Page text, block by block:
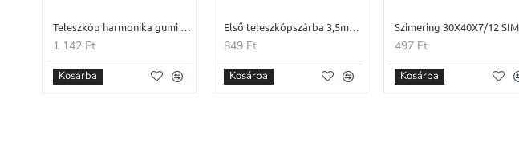
Teleszkóp harmonika gumi SIMSON S51
1 142 Ft
Kosárba
Első teleszkópszárba 3,5mm rugó /Erősített/ SIMSON S51
849 Ft
Kosárba
497 Ft
Kosárba